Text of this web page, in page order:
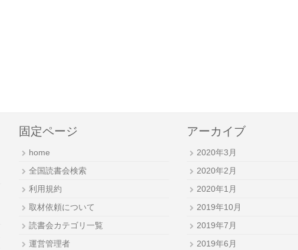
固定ページ
home
全国読書会検索
利用規約
取材依頼について
読書会カテゴリ一覧
運営管理者
アーカイブ
2020年3月
2020年2月
2020年1月
2019年10月
2019年7月
2019年6月